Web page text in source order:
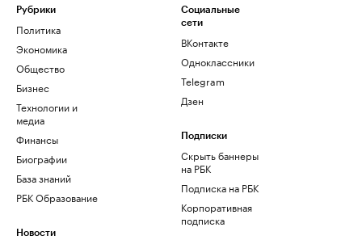
Рубрики
Политика
Экономика
Общество
Бизнес
Технологии и
медиа
Финансы
Биографии
База знаний
РБК Образование
Новости
Социальные
сети
ВКонтакте
Одноклассники
Telegram
Дзен
Подписки
Скрыть баннеры
на РБК
Подписка на РБК
Корпоративная
подписка